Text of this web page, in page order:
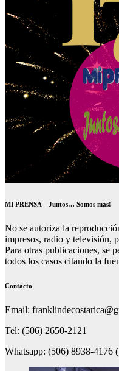
MI PRENSA – Juntos… Somos más!
No se autoriza la
impresos, radio y televisión,
Para otras publicaciones, se
todos los casos citando la
Contacto
Email:
Tel: (506) 2650-2121
Whatsapp: (506) 8938-4176